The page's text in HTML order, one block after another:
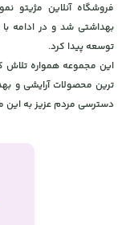
فروشگاه آنلاین مژیتو
بهداشتی شد و در ادامه با
توسعه پیدا کرد.
این مجموعه همواره تلاش
ترین محصولات آرایشی و
دسترسی مردم عزیز به این